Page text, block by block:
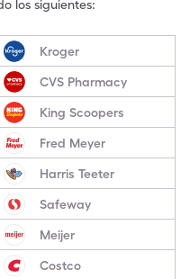
los siguientes:
Kroger
CVS Pharmacy
King Scoopers
Fred Meyer
Harris Teeter
Safeway
Meijer
Costco